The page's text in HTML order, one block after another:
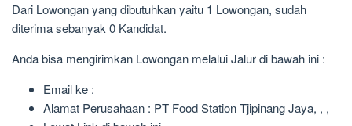
Dari Lowongan yang dibutuhkan yaitu 1 Lowongan, sudah
diterima sebanyak 0 Kandidat.
Anda bisa mengirimkan Lowongan melalui Jalur di bawah ini :
Email ke :
Alamat Perusahaan : PT Food Station Tjipinang Jaya, , ,